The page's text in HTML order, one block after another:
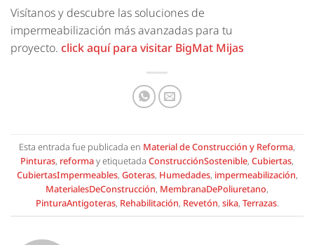
Visítanos y descubre las soluciones de
impermeabilización más avanzadas para tu
proyecto. click aquí para visitar BigMat Mijas
Esta entrada fue publicada en Material de Construcción y Reforma,
Pinturas, reformay etiquetada ConstrucciónSostenible, Cubiertas,
CubiertasImpermeables, Goteras, Humedades, impermeabilización,
MaterialesDeConstrucción, MembranaDePoliuretano,
PinturaAntigoteras, Rehabilitación, Revetón, sika, Terrazas.